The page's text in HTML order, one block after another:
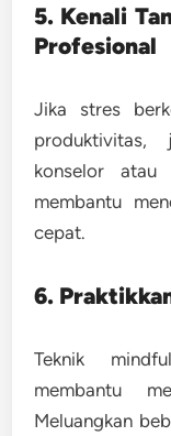
5. Kenali
Profesional
Jika stres
konselor atau
membantu
cepat.
6.
Teknik
membantu
Meluangkan